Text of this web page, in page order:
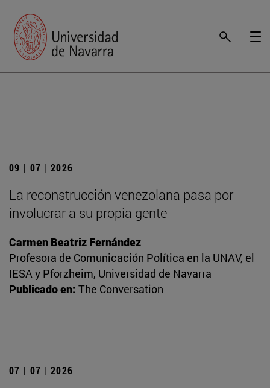
09 | 07 | 2026
La reconstrucción venezolana pasa por
involucrar a su propia gente
Carmen Beatriz Fernández
Profesora de Comunicación Política en la UNAV, el
IESA y Pforzheim, Universidad de Navarra
Publicado en: The Conversation
07 | 07 | 2026